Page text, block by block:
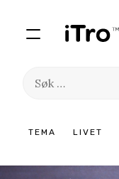
TEMA LIVET
Søk
innhold